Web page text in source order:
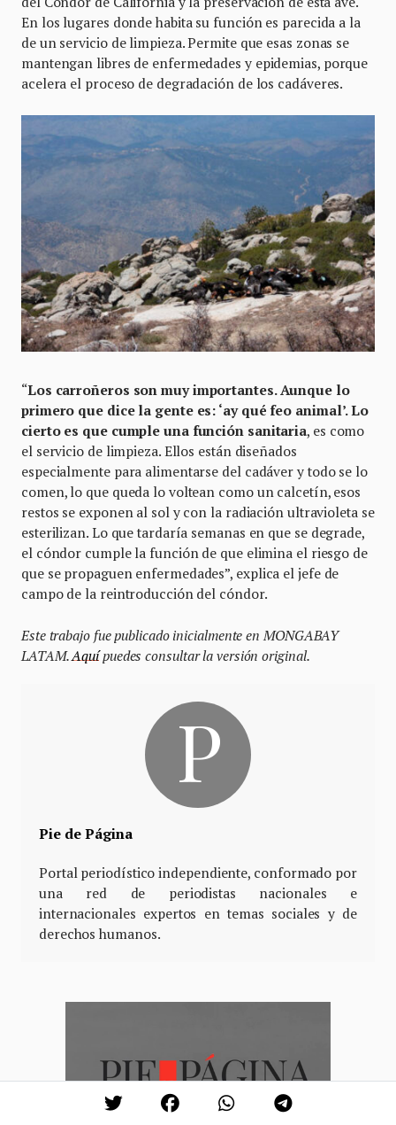
En los lugares donde habita su función es parecida a la
de un servicio de limpieza. Permite que esas zonas se
mantengan libres de enfermedades y epidemias, porque
acelera el proceso de degradación de los cadáveres.
“Los carroñeros son muy importantes. Aunque lo
primero que dice la gente es: ‘ay qué feo animal’. Lo
cierto es que cumple una función sanitaria, es como
el servicio de limpieza. Ellos están diseñados
especialmente para alimentarse del cadáver y todo se lo
comen, lo que queda lo voltean como un calcetín, esos
restos se exponen al sol y con la radiación ultravioleta se
esterilizan. Lo que tardaría semanas en que se degrade,
el cóndor cumple la función de que elimina el riesgo de
que se propaguen enfermedades”, explica el jefe de
campo de la reintroducción del cóndor.
Este trabajo fue publicado inicialmente en MONGABAY
LATAM.Aquípuedes consultar la versión original.
Pie de Página
Portal periodístico independiente, conformado por
una red de periodistas nacionales e
internacionales expertos en temas sociales y de
derechos humanos.